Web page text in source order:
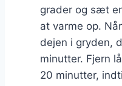
grader og sæt
at varme op.
dejen i gryden,
minutter. Fjern
20 minutter,